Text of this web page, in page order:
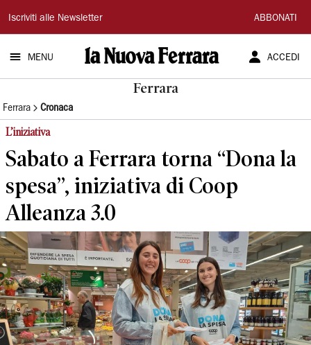
La
Nuova
Ferrara
Iscriviti alle Newsletter ABBONATI
MENU ACCEDI
Ferrara
Ferrara Cronaca
L’iniziativa
Sabato a Ferrara torna “Dona la
spesa”, iniziativa di Coop
Alleanza 3.0